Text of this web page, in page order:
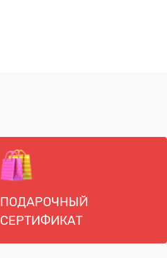
ПОДАРОЧНЫЙ
СЕРТИФИКАТ